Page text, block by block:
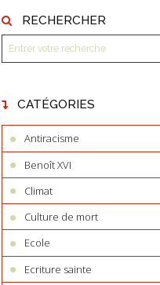
RECHERCHER
CATÉGORIES
Antiracisme
Benoît XVI
Climat
Culture de mort
Ecole
Ecriture sainte